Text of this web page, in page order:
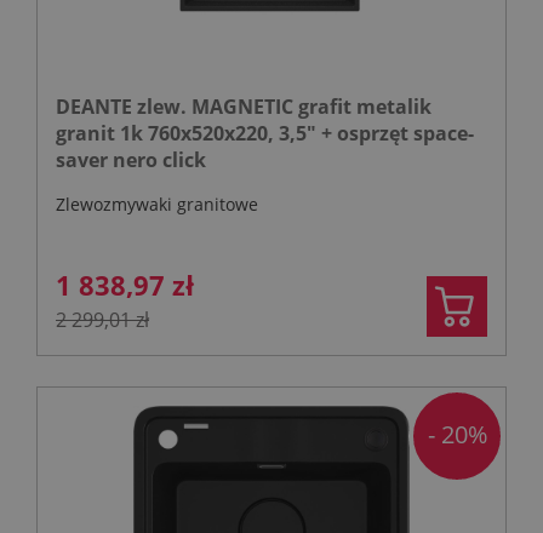
DEANTE zlew. MAGNETIC grafit metalik
granit 1k 760x520x220, 3,5" + osprzęt space-
saver nero click
Zlewozmywaki granitowe
1 838,97 zł
2 299,01 zł
- 20%